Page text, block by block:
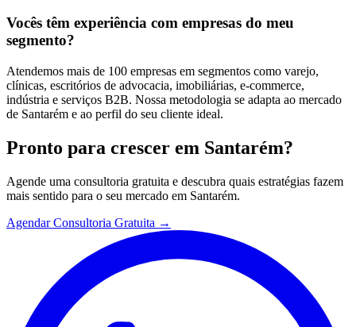
Vocês têm experiência com empresas do meu
segmento?
Atendemos mais de 100 empresas em segmentos como varejo,
clínicas, escritórios de advocacia, imobiliárias, e-commerce,
indústria e serviços B2B. Nossa metodologia se adapta ao mercado
de Santarém e ao perfil do seu cliente ideal.
Pronto para crescer em Santarém?
Agende uma consultoria gratuita e descubra quais estratégias fazem
mais sentido para o seu mercado em Santarém.
Agendar Consultoria Gratuita →